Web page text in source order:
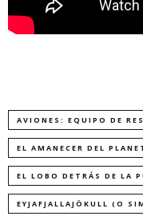
AVIONES: EQUIPO DE
EL AMANECER DEL
EL LOBO DETRÁS DE LA
EYJAFJALLAJÖKULL (O